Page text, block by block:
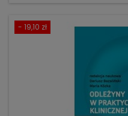
- 19,10 zł